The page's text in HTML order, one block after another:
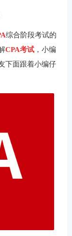
综合阶段考试的
CPA考试 ，小编
下面跟着小编仔